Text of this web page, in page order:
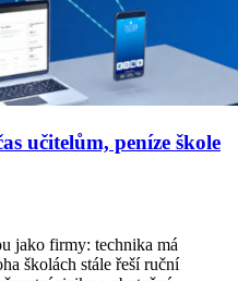
učitelům, peníze škole
jako firmy: technika má
školách stále řeší ruční